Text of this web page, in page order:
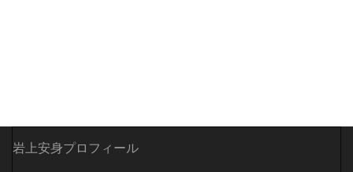
岩上安身プロフィール